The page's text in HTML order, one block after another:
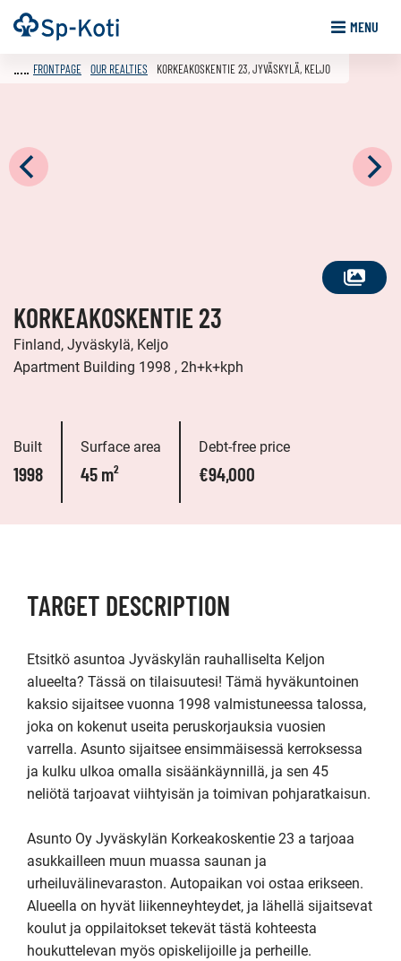
Go
to
Frontpage MENU
SEE
FRONTPAGE OUR REALTIES KORKEAKOSKENTIE 23, JYVÄSKYLÄ, KELJO
KORKEAKOSKENTIE 23
Finland, Jyväskylä, Keljo
Apartment Building 1998 , 2h+k+kph
Built
1998
Surface area
45 m²
Debt-free price
€94,000
TARGET DESCRIPTION
Etsitkö asuntoa Jyväskylän rauhalliselta Keljon
alueelta? Tässä on tilaisuutesi! Tämä hyväkuntoinen
kaksio sijaitsee vuonna 1998 valmistuneessa talossa,
joka on kokenut useita peruskorjauksia vuosien
varrella. Asunto sijaitsee ensimmäisessä kerroksessa
ja kulku ulkoa omalla sisäänkäynnillä, ja sen 45
neliötä tarjoavat viihtyisän ja toimivan pohjaratkaisun.
Asunto Oy Jyväskylän Korkeakoskentie 23 a tarjoaa
asukkailleen muun muassa saunan ja
urheiluvälinevaraston. Autopaikan voi ostaa erikseen.
Alueella on hyvät liikenneyhteydet, ja lähellä sijaitsevat
koulut ja oppilaitokset tekevät tästä kohteesta
houkuttelevan myös opiskelijoille ja perheille.